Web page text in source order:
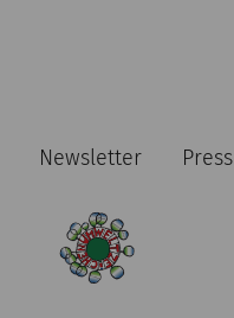
Newsletter Press